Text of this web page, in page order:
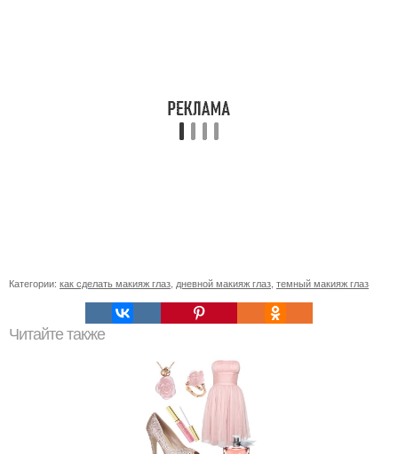
Категории: как сделать макияж глаз, дневной макияж глаз, темный макияж глаз
Читайте также